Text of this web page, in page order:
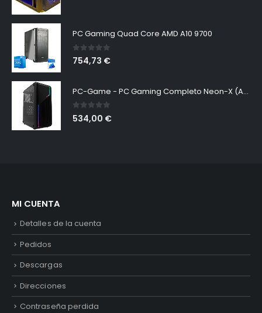
PC Gaming Quad Core AMD A10 9700
0out of 5
754,73 €
PC-Game - PC Gaming Completo Neon-X (AMD Ryzen 7-5700G, 16GB RAM, 480GB SSD + 2TB HDD, Gráficos Radeon RX Vega 8, W11 Pro Preinstalado Sin Licencia). Ordenador de Sobremesa
0out of 5
534,00 €
MI CUENTA
Detalles de la cuenta
Pedidos
Descargas
Direcciones
Contraseña perdida